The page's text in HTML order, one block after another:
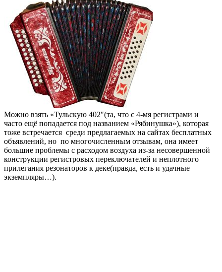
Можно взять «Тульскую 402″(та, что с 4-мя регистрами и
часто ещё попадается под названием «Рябинушка»), которая
тоже встречается среди предлагаемых на сайтах бесплатных
объявлений, но по многочисленным отзывам, она имеет
большие проблемы с расходом воздуха из-за несовершенной
конструкции регистровых переключателей и неплотного
прилегания резонаторов к деке(правда, есть и удачные
экземпляры…).